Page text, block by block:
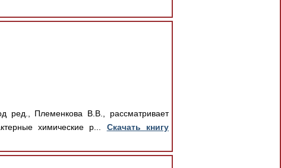
ред., Племенкова В.В., рассматривает
химические р... Скачать книгу